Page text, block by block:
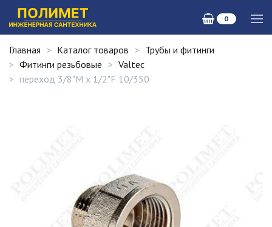
0
Главная Каталог товаров
Трубы и фитинги
Фитинги резьбовые
Valtec
переход 3/8"M х 1/2"F 10/350